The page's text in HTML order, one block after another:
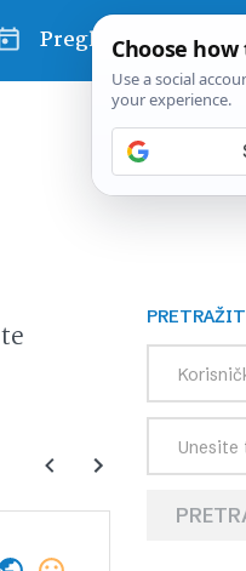
Pregled dana